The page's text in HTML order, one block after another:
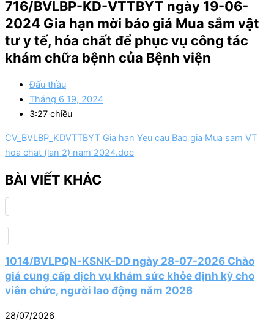
716/BVLBP-KD-VTTBYT ngày 19-06-
2024 Gia hạn mời báo giá Mua sắm vật
tư y tế, hóa chất để phục vụ công tác
khám chữa bệnh của Bệnh viện
Đấu thầu
Tháng 6 19, 2024
3:27 chiều
CV_BVLBP_KDVTTBYT Gia han Yeu cau Bao gia Mua sam VT
hoa chat (lan 2) nam 2024.doc
BÀI VIẾT KHÁC
1014/BVLPQN-KSNK-DD ngày 28-07-2026 Chào
giá cung cấp dịch vụ khám sức khỏe định kỳ cho
viên chức, người lao động năm 2026
28/07/2026